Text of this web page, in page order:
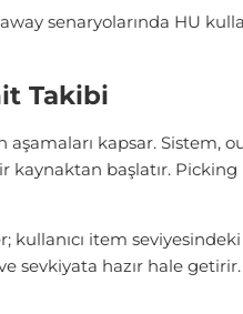
senaryolarında HU
Takibi
kapsar. Sistem,
başlatır.
item
sevkiyata hazır hale